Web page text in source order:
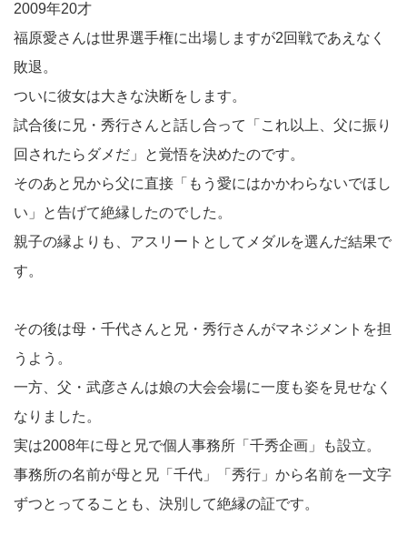
2009年20才
福原愛さんは世界選手権に出場しますが2回戦であえなく
敗退。
ついに彼女は大きな決断をします。
試合後に兄・秀行さんと話し合って「これ以上、父に振り
回されたらダメだ」と覚悟を決めたのです。
そのあと兄から父に直接「もう愛にはかかわらないでほし
い」と告げて絶縁したのでした。
親子の縁よりも、アスリートとしてメダルを選んだ結果で
す。
その後は母・千代さんと兄・秀行さんがマネジメントを担
うよう。
一方、父・武彦さんは娘の大会会場に一度も姿を見せなく
なりました。
実は2008年に母と兄で個人事務所「千秀企画」も設立。
事務所の名前が母と兄「千代」「秀行」から名前を一文字
ずつとってることも、決別して絶縁の証です。